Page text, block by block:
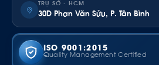
TRỤ SỞ · HCM
30D Phan Văn Sửu, P. Tân Bình
ISO 9001:2015
Quality Management Certified